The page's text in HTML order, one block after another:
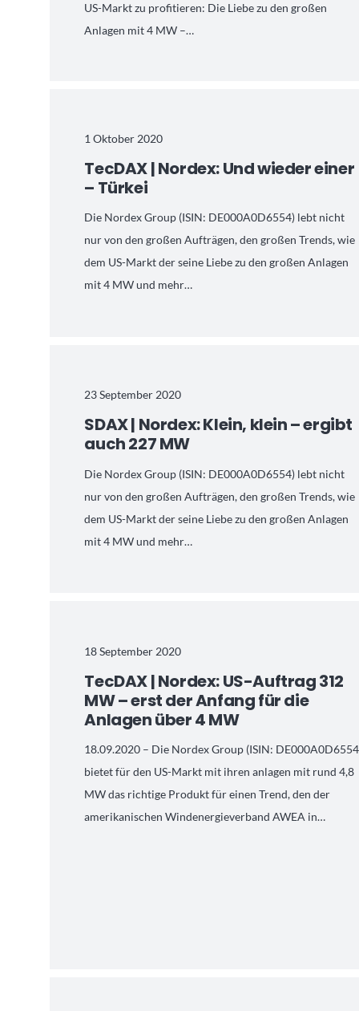
US-Markt zu profitieren: Die Liebe zu den großen
Anlagen mit 4 MW –…
1 Oktober 2020
TecDAX | Nordex: Und wieder einer
– Türkei
Die Nordex Group (ISIN: DE000A0D6554) lebt nicht
nur von den großen Aufträgen, den großen Trends, wie
dem US-Markt der seine Liebe zu den großen Anlagen
mit 4 MW und mehr…
23 September 2020
SDAX | Nordex: Klein, klein – ergibt
auch 227 MW
Die Nordex Group (ISIN: DE000A0D6554) lebt nicht
nur von den großen Aufträgen, den großen Trends, wie
dem US-Markt der seine Liebe zu den großen Anlagen
mit 4 MW und mehr…
18 September 2020
TecDAX | Nordex: US-Auftrag 312
MW – erst der Anfang für die
Anlagen über 4 MW
18.09.2020 – Die Nordex Group (ISIN:
bietet für den US-Markt mit ihren anlagen mit rund 4,8
MW das richtige Produkt für einen Trend, den der
amerikanischen Windenergieverband AWEA in…